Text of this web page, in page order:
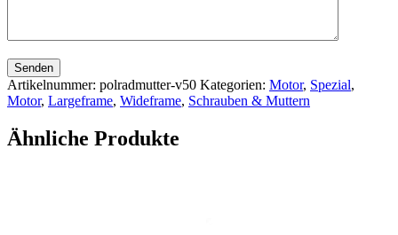
Senden
Artikelnummer: polradmutter-v50 Kategorien: Motor, Spezial,
Motor, Largeframe, Wideframe, Schrauben & Muttern
Ähnliche Produkte